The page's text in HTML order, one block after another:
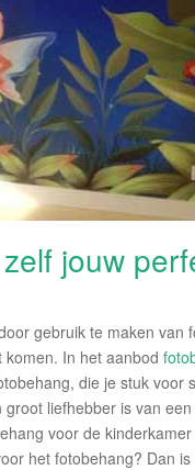
jouw
gebruik te maken van
In het aanbod
die je stuk voor
liefhebber is van
voor de
het fotobehang? Dan